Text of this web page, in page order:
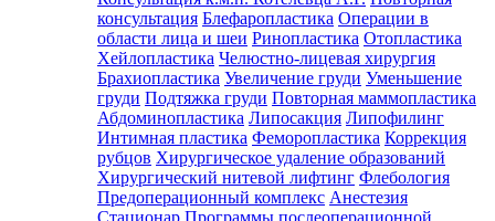
консультация Блефаропластика Операции в
области лица и шеи Ринопластика Отопластика
Хейлопластика Челюстно-лицевая хирургия
Брахиопластика Увеличение груди Уменьшение
груди Подтяжка груди Повторная маммопластика
Абдоминопластика Липосакция Липофилинг
Интимная пластика Феморопластика Коррекция
рубцов Хирургическое удаление образований
Хирургический нитевой лифтинг Флебология
Предоперационный комплекс Анестезия
Стационар Программы послеоперационной